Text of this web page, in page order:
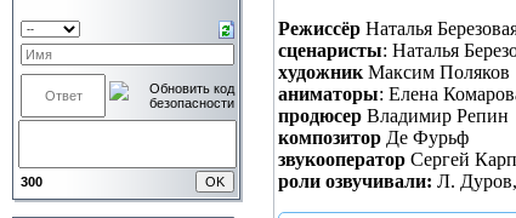
300
Режиссёр Наталья
сценаристы: Наталья
xудожник Максим Поляков
аниматоры: Елена
продюсер Владимир Репин
композитор Де Фурьф
звукооператор Сергей
роли озвучивали: Л.